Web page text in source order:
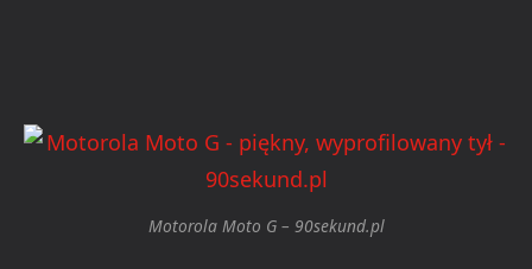
Motorola Moto G – 90sekund.pl